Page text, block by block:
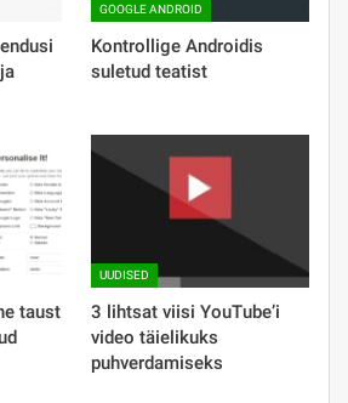
GOOGLE ANDROID
Kontrollige Androidis
suletud teatist
taust
UUDISED
3 lihtsat viisi YouTube’i
video täielikuks
puhverdamiseks